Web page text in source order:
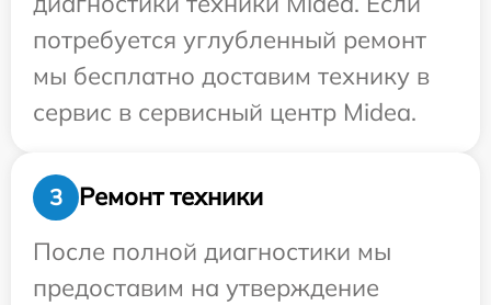
потребуется углубленный ремонт
мы бесплатно доставим технику в
сервис в сервисный центр Midea.
3
Ремонт техники
После полной диагностики мы
предоставим на утверждение